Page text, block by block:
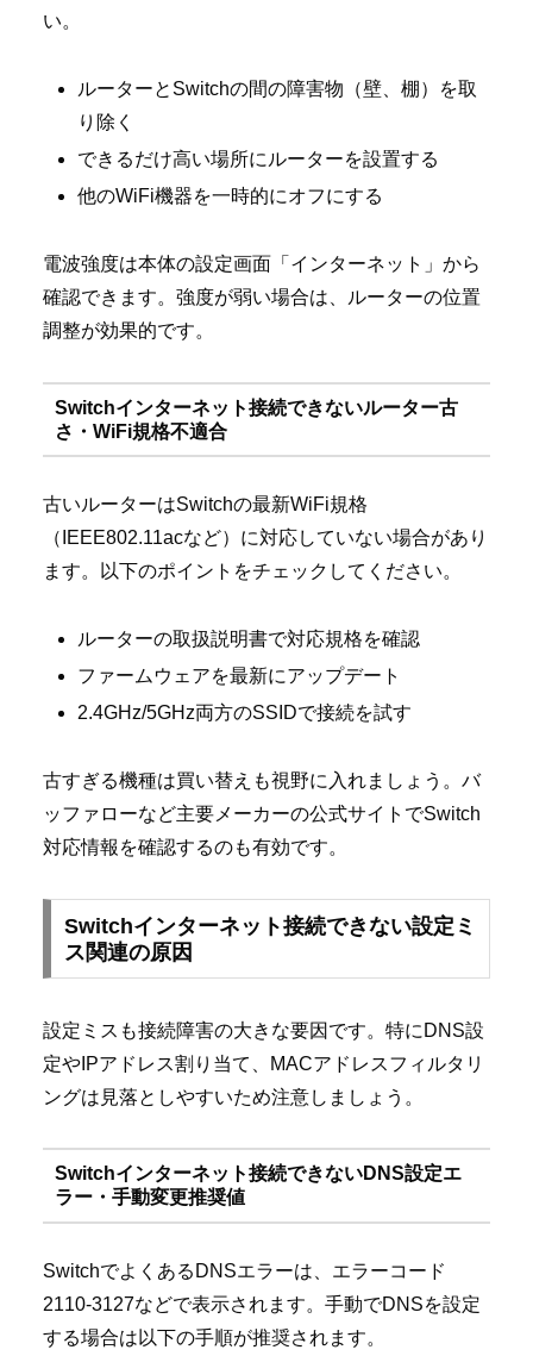
い。
ルーターとSwitchの間の障害物（壁、棚）を取
り除く
できるだけ高い場所にルーターを設置する
他のWiFi機器を一時的にオフにする
電波強度は本体の設定画面「インターネット」から
確認できます。強度が弱い場合は、ルーターの位置
調整が効果的です。
Switchインターネット接続できないルーター古
さ・WiFi規格不適合
古いルーターはSwitchの最新WiFi規格
（IEEE802.11acなど）に対応していない場合があり
ます。以下のポイントをチェックしてください。
ルーターの取扱説明書で対応規格を確認
ファームウェアを最新にアップデート
2.4GHz/5GHz両方のSSIDで接続を試す
古すぎる機種は買い替えも視野に入れましょう。バ
ッファローなど主要メーカーの公式サイトでSwitch
対応情報を確認するのも有効です。
Switchインターネット接続できない設定ミ
ス関連の原因
設定ミスも接続障害の大きな要因です。特にDNS設
定やIPアドレス割り当て、MACアドレスフィルタリ
ングは見落としやすいため注意しましょう。
Switchインターネット接続できないDNS設定エ
ラー・手動変更推奨値
SwitchでよくあるDNSエラーは、エラーコード
2110-3127などで表示されます。手動でDNSを設定
する場合は以下の手順が推奨されます。